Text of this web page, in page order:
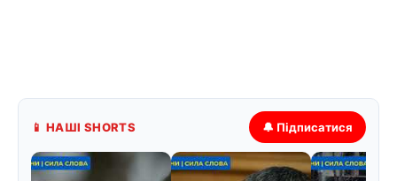
📱 НАШІ SHORTS 🔔 Підписатися